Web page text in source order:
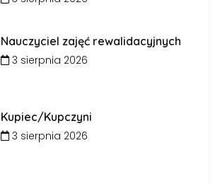
Nauczyciel zajęć rewalidacyjnych
3 sierpnia 2026
Kupiec/Kupczyni
3 sierpnia 2026